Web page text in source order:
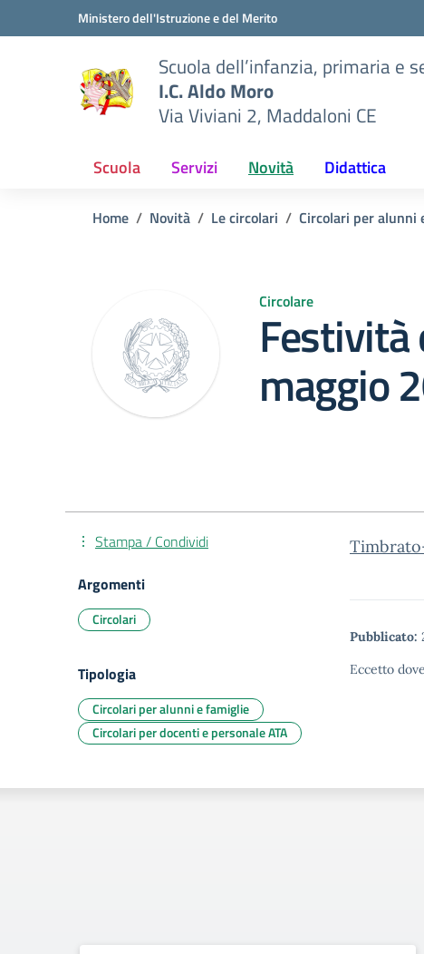
Vai ai contenuti
Vai al menu di navigazioneMinistero dell'Istruzione e del Merito
Scuola dell’infanzia, primaria e
I.C. Aldo Moro
Via Viviani 2, Maddaloni CE
Scuola Servizi Novità Didattica
Home Novità Le circolari Circolari per alunni
Circolare
maggio
Pubblicato:
Eccetto
Stampa / Condividi
Argomenti
Circolari
Tipologia
Circolari per alunni e famiglie
Circolari per docenti e personale ATA